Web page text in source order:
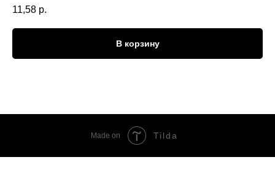
11,58 р.
В корзину
Made on Tilda